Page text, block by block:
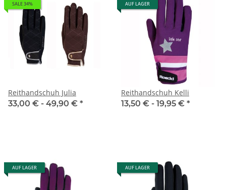
SALE 34%
Reithandschuh Julia
33,00 € - 49,90 € *
AUF LAGER
Reithandschuh Kelli
13,50 € - 19,95 € *
AUF LAGER AUF LAGER